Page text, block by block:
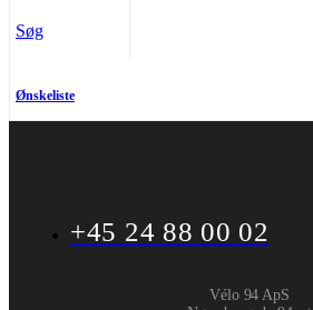
Søg
Ønskeliste
+45 24 88 00 02
Vélo 94 ApS